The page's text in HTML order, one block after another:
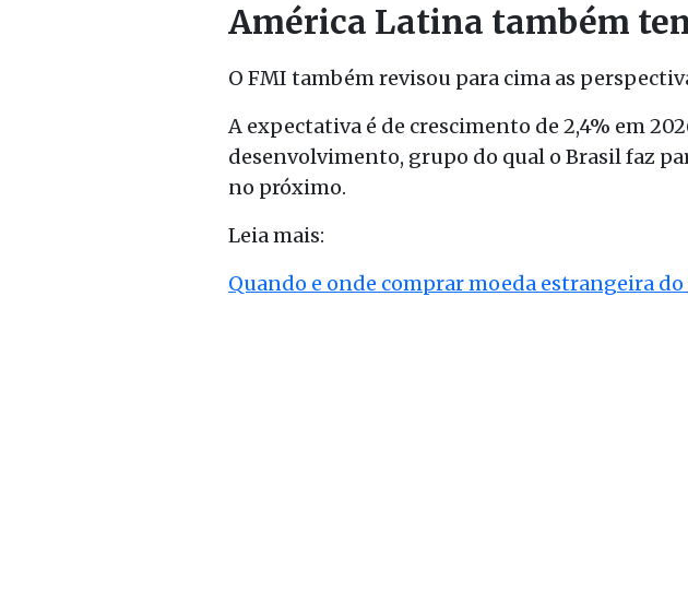
América Latina também
O FMI também revisou para cima as
A expectativa é de crescimento de 2,4% em
desenvolvimento, grupo do qual o Brasil faz
no próximo.
Leia mais:
Quando e onde comprar moeda estrangeira